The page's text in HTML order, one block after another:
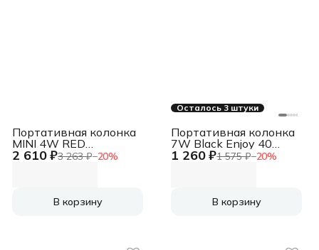
2 610 ₽3 263 ₽−20%
Портативная колонка
MINI 4W RED
5504ABLN BOE-ME00
В корзину
Осталось 3 штуки
1 260 ₽1 575 ₽−20%
Портативная колонка
7W Black Enjoy 40
65141 DEFENDER
В корзину